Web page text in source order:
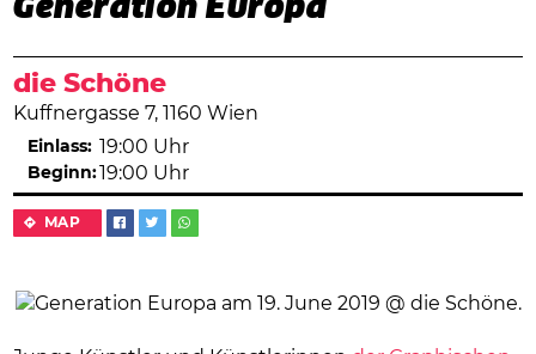
Generation Europa
die Schöne
Kuffnergasse 7, 1160 Wien
MAP
Einlass: 19:00 Uhr
Beginn:19:00 Uhr